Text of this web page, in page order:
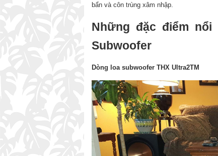
bẩn và côn trùng xâm nhập.
Những đặc điểm
Subwoofer
Dòng loa subwoofer THX Ultra2TM